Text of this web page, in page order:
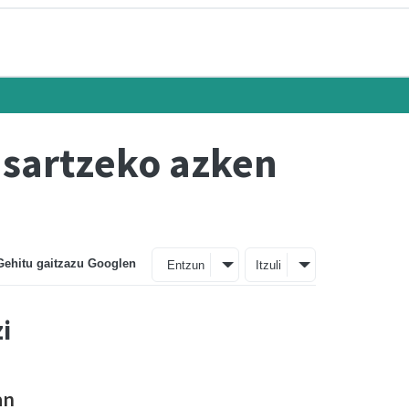
azken
gaitzazu Googlen Entzun Itzuli